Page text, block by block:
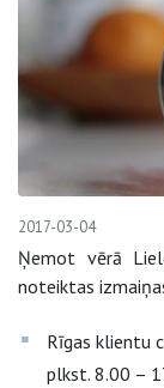
2017-03-04
Ņemot vērā
noteiktas
Rīgas klientu
plkst. 8.00 –